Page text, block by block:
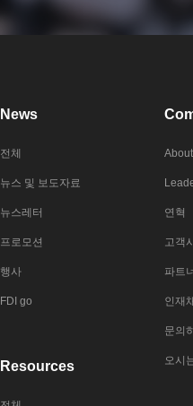
News
전체
뉴스 및 보도자료
뉴스레터
프로모션
행사
FDI go
Resources
연혁
고객
파트
인재
문의
오시